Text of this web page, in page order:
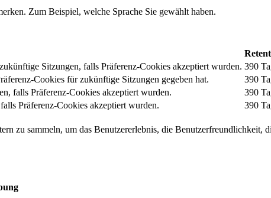
Zum Beispiel, welche Sprache Sie gewählt haben.
Sitzungen, falls Präferenz-Cookies akzeptiert wurden. 390
Cookies für zukünftige Sitzungen gegeben hat.
390
falls Präferenz-Cookies akzeptiert wurden.
390
Präferenz-Cookies akzeptiert wurden.
390
zu sammeln, um das Benutzererlebnis, die Benutzerfreundlichkeit,